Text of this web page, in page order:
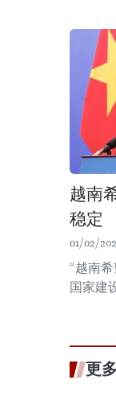
越南
稳定
01/02/
“越南
国家建
更多